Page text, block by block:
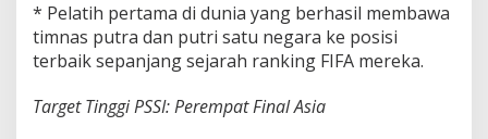
* Pelatih pertama di dunia yang berhasil membawa
timnas putra dan putri satu negara ke posisi
terbaik sepanjang sejarah ranking FIFA mereka.
Target Tinggi PSSI: Perempat Final Asia